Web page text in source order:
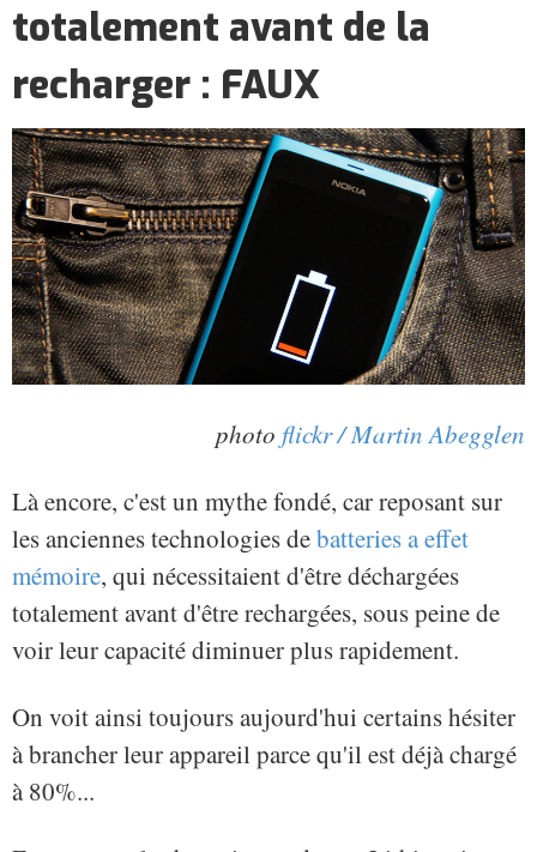
totalement avant de la
recharger : FAUX
photo flickr / Martin Abegglen
Là encore, c'est un mythe fondé, car reposant sur
les anciennes technologies debatteries a effet
mémoire, qui nécessitaient d'être déchargées
totalement avant d'être rechargées, sous peine de
voir leur capacité diminuer plus rapidement.
On voit ainsi toujours aujourd'hui certains hésiter
à brancher leur appareil parce qu'il est déjà chargé
à 80%...